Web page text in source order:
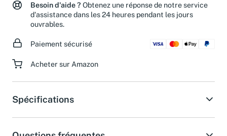
Besoin d'aide ? Obtenez une réponse de notre service
d'assistance dans les 24 heures pendant les jours
ouvrables.
Paiement sécurisé
Acheter sur Amazon
Spécifications